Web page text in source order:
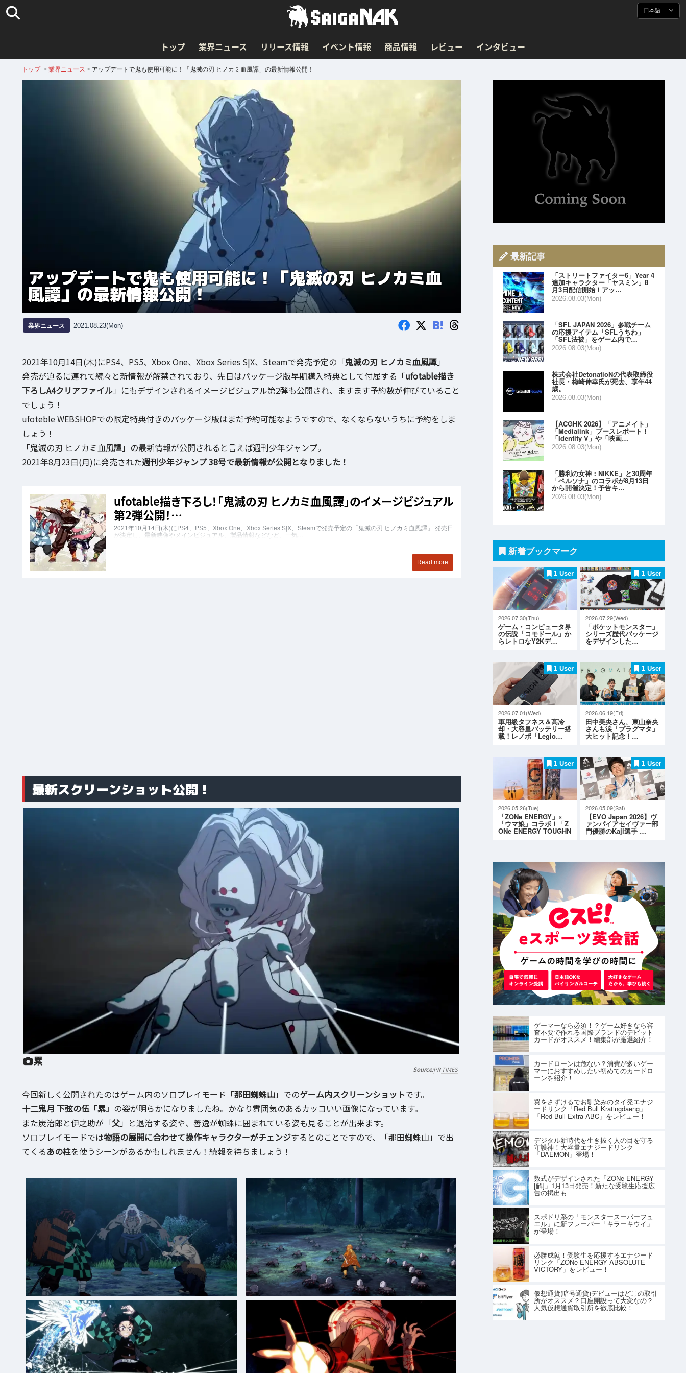
日本語
トップ 業界ニュース リリース情報 イベント情報 商品情報 レビュー インタビュー
トップ > 業界ニュース > アップデートで鬼も使用可能に！「鬼滅の刃 ヒノカミ血風譚」の最新情報公開！
アップデートで鬼も使用可能に！「鬼滅の刃 ヒノカミ血
風譚」の最新情報公開！
業界ニュース 2021.08.23(Mon) B!
2021年10月14日(木)にPS4、PS5、Xbox One、Xbox Series S|X、Steamで発売予定の「鬼滅の刃 ヒノカミ血風譚」
発売が迫るに連れて続々と新情報が解禁されており、先日はパッケージ版早期購入特典として付属する「ufotable描き
下ろしA4クリアファイル」にもデザインされるイメージビジュアル第2弾も公開され、ますます予約数が伸びていること
でしょう！
ufoteble WEBSHOPでの限定特典付きのパッケージ版はまだ予約可能なようですので、なくならないうちに予約をしま
しょう！
「鬼滅の刃 ヒノカミ血風譚」の最新情報が公開されると言えば週刊少年ジャンプ。
2021年8月23日(月)に発売された週刊少年ジャンプ 38号で最新情報が公開となりました！
最新スクリーンショット公開！
累
PR TIMES
今回新しく公開されたのはゲーム内のソロプレイモード「那田蜘蛛山」でのゲーム内スクリーンショットです。
十二鬼月 下弦の伍「累」 の姿が明らかになりましたね。かなり雰囲気のあるカッコいい画像になっています。
また炭治郎と伊之助が「父」と退治する姿や、善逸が蜘蛛に囲まれている姿も見ることが出来ます。
ソロプレイモードでは物語の展開に合わせて操作キャラクターがチェンジするとのことですので、「那田蜘蛛山」で出
てくるあの柱を使うシーンがあるかもしれません！続報を待ちましょう！
最新記事
「ストリートファイター6」Year 4
追加キャラクター「ヤスミン」8
月3日配信開始！アッ…
2026.08.03(Mon)
「SFL JAPAN 2026」参戦チーム
の応援アイテム「SFLうちわ」
「SFL法被」をゲーム内で…
2026.08.03(Mon)
株式会社DetonatioNの代表取締役
社長・梅崎伸幸氏が死去、享年44
歳。
2026.08.03(Mon)
【ACGHK 2026】「アニメイト」
「Medialink」ブースレポート！
「Identity V」や「映画…
2026.08.03(Mon)
「勝利の女神：NIKKE」と30周年
「ペルソナ」のコラボが8月13日
から開催決定！予告キ…
2026.08.03(Mon)
新着ブックマーク
1 User
2026.07.30(Thu)
ゲーム・コンピュータ界
の伝説「コモドール」か
らレトロなY2Kデ…
1 User
2026.07.29(Wed)
「ポケットモンスター」
シリーズ歴代パッケージ
をデザインした…
1 User
2026.07.01(Wed)
軍用級タフネス＆高冷
却・大容量バッテリー搭
載！レノボ「Legio…
1 User
2026.06.19(Fri)
田中美央さん、東山奈央
さんも涙「プラグマタ」
大ヒット記念！…
1 User
2026.05.26(Tue)
「ZONe ENERGY」×
「ウマ娘」コラボ！「Z
ONe ENERGY TOUGHN
1 User
2026.05.09(Sat)
【EVO Japan 2026】ヴ
ァンパイアセイヴァー部
門優勝のKaji選手 …
ゲーマーなら必須！？ゲーム好きなら審
査不要で作れる国際ブランドのデビット
カードがオススメ！編集部が厳選紹介！
カードローンは危ない？消費が多いゲー
マーにおすすめしたい初めてのカードロ
ーンを紹介！
翼をさずけるでお馴染みのタイ発エナジ
ードリンク「Red Bull Kratingdaeng」
「Red Bull Extra ABC」をレビュー！
デジタル新時代を生き抜く人の目を守る
守護神！大容量エナジードリンク
「DAEMON」登場！
数式がデザインされた「ZONe ENERGY
[解]」1月13日発売！新たな受験生応援広
告の掲出も
スポドリ系の「モンスタースーパーフュ
エル」に新フレーバー「キラーキウイ」
が登場！
必勝成就！受験生を応援するエナジード
リンク「ZONe ENERGY ABSOLUTE
VICTORY」をレビュー！
仮想通貨(暗号通貨)デビューはどこの取引
所がオススメ？口座開設って大変なの？
人気仮想通貨取引所を徹底比較！